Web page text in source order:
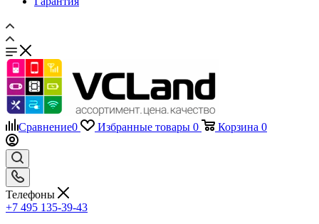
Сравнение0 Избранные товары 0 Корзина 0
Телефоны
+7 495 135-39-43